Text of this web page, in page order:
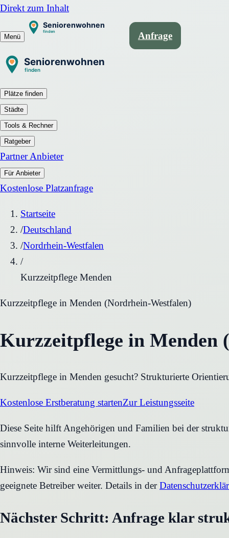
Direkt zum Inhalt
Menü Anfrage
Plätze finden
Städte
Tools & Rechner
Ratgeber
Partner Anbieter
Für Anbieter
Kostenlose Platzanfrage
Startseite
/Deutschland
/Nordrhein-Westfalen
/
Kurzzeitpflege Menden
Kurzzeitpflege in Menden (Nordrhein-Westfalen)
Kurzzeitpflege in Menden
Kurzzeitpflege in Menden gesucht? Strukturierte
Kostenlose Erstberatung startenZur Leistungsseite
Diese Seite hilft Angehörigen und Familien bei der
sinnvolle interne Weiterleitungen.
Hinweis: Wir sind eine Vermittlungs- und
geeignete Betreiber weiter. Details in der
Nächster Schritt: Anfrage klar